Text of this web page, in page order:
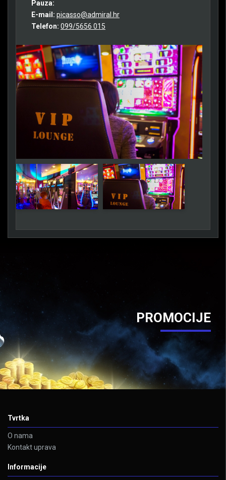
Pauza:
E-mail: picasso@admiral.hr
Telefon: 099/5656 015
PROMOCIJE
Tvrtka
O nama
Kontakt uprava
Informacije